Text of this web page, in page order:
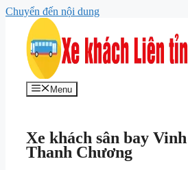
Chuyển đến nội dung
Menu
Xe khách sân bay Vinh
Thanh Chương